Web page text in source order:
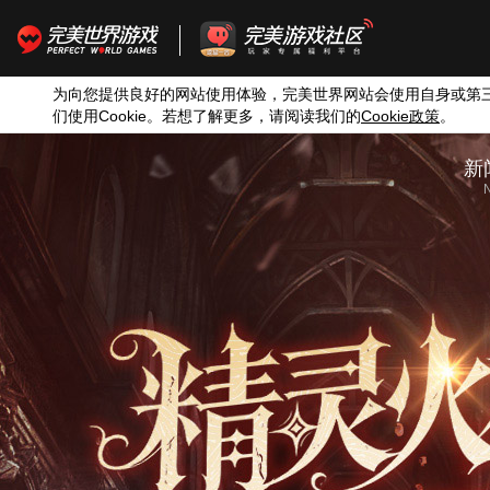
为向您提供良好的网站使用体验，完美世界网站会使用自身或第
们使用Cookie。若想了解更多，请阅读我们的Cookie政策。
新